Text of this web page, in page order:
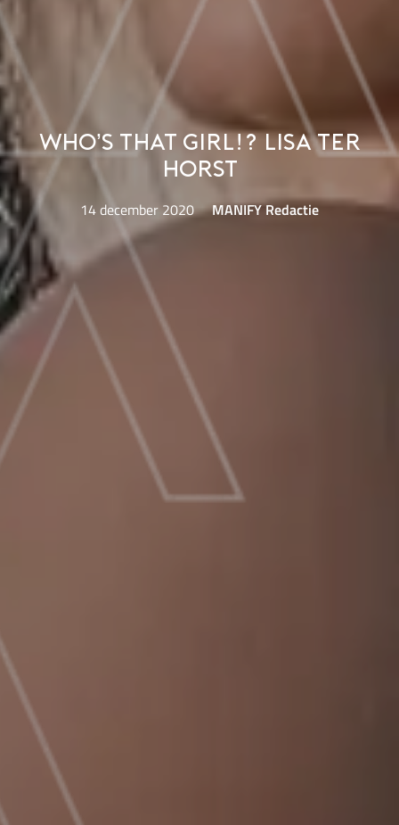
Who’s That Girl!? Lisa ter
Horst
14 december 2020 MANIFY Redactie